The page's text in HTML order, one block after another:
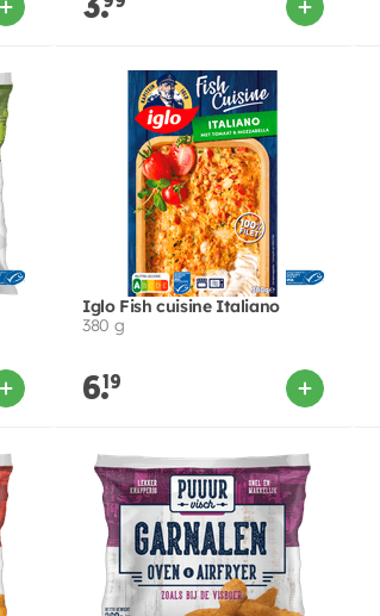
3.
Iglo Fish cuisine Italiano
380 g
6.19